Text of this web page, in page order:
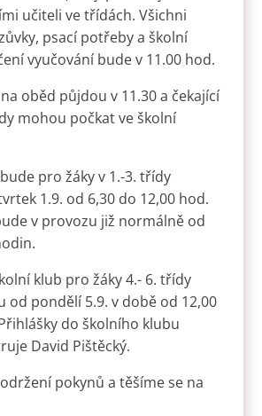
učiteli ve třídách. Všichni
psací potřeby a školní
vyučování bude v 11.00 hod.
oběd půjdou v 11.30 a čekající
mohou počkat ve školní
pro žáky v 1.-3. třídy
1.9. od 6,30 do 12,00 hod.
v provozu již normálně od
klub pro žáky 4.- 6. třídy
od pondělí 5.9. v době od 12,00
do školního klubu
David Pištěcký.
pokynů a těšíme se na